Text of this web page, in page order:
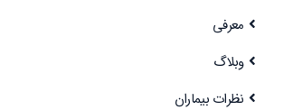
معرفی
وبلاگ
نظرات بیماران